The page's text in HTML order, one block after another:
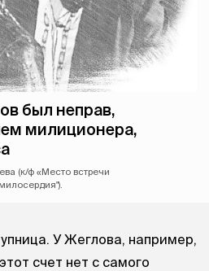
был неправ,
милиционера,
(к/ф «Место встречи
У Жеглова, например,
счет нет с самого